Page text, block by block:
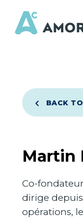
BACK
Martin
Co-
dirige depuis
opérations,